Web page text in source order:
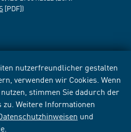
nutzerfreundlicher gestalten
verwenden wir Cookies. Wenn
stimmen Sie dadurch der
zu. Weitere Informationen
und
[PDF])